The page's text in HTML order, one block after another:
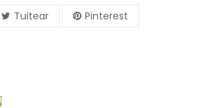
Tuitear Pinterest